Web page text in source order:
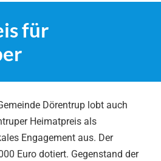
für
Dörentrup lobt auch
Heimatpreis als
Engagement aus. Der
Euro dotiert. Gegenstand der